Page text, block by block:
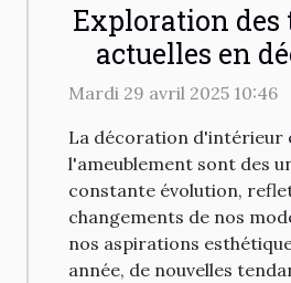
Exploration des
actuelles en
d'intérieur et
Mardi 29 avril 2025 10:46
La décoration d'intérieur
l'ameublement sont des
constante évolution,
changements de nos
nos aspirations
année, de nouvelles